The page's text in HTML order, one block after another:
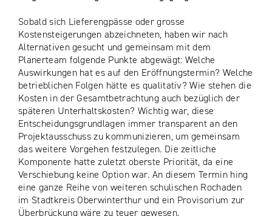
Sobald sich Lieferengpässe oder grosse
Kostensteigerungen abzeichneten, haben wir nach
Alternativen gesucht und gemeinsam mit dem
Planerteam folgende Punkte abgewägt: Welche
Auswirkungen hat es auf den Eröffnungstermin? Welche
betrieblichen Folgen hätte es qualitativ? Wie stehen die
Kosten in der Gesamtbetrachtung auch bezüglich der
späteren Unterhaltskosten? Wichtig war, diese
Entscheidungsgrundlagen immer transparent an den
Projektausschuss zu kommunizieren, um gemeinsam
das weitere Vorgehen festzulegen. Die zeitliche
Komponente hatte zuletzt oberste Priorität, da eine
Verschiebung keine Option war. An diesem Termin hing
eine ganze Reihe von weiteren schulischen Rochaden
im Stadtkreis Oberwinterthur und ein Provisorium zur
Überbrückung wäre zu teuer gewesen.